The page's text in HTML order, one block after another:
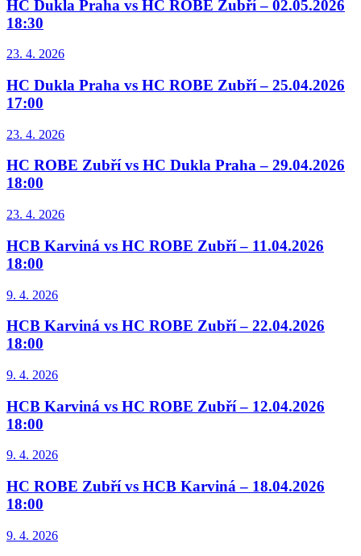
HC Dukla Praha vs HC ROBE Zubří – 02.05.2026
18:30
23. 4. 2026
HC Dukla Praha vs HC ROBE Zubří – 25.04.2026
17:00
23. 4. 2026
HC ROBE Zubří vs HC Dukla Praha – 29.04.2026
18:00
23. 4. 2026
HCB Karviná vs HC ROBE Zubří – 11.04.2026
18:00
9. 4. 2026
HCB Karviná vs HC ROBE Zubří – 22.04.2026
18:00
9. 4. 2026
HCB Karviná vs HC ROBE Zubří – 12.04.2026
18:00
9. 4. 2026
HC ROBE Zubří vs HCB Karviná – 18.04.2026
18:00
9. 4. 2026